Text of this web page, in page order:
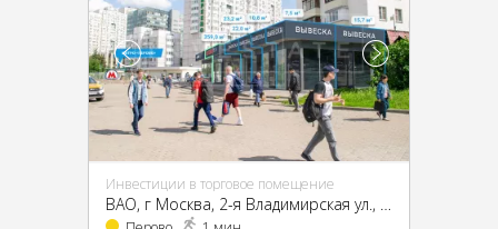
Инвестиции в торговое помещение